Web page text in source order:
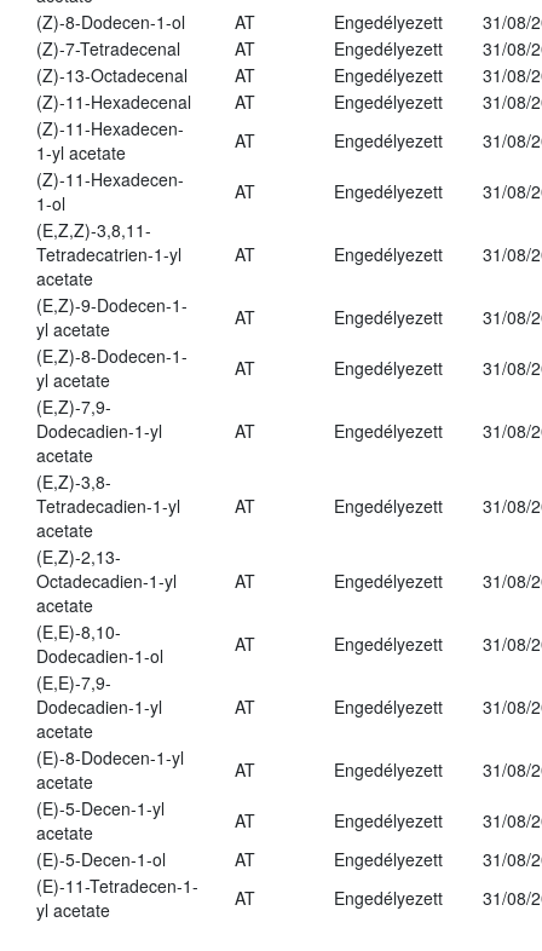
(Z)-8-Dodecen-1-ol
AT Engedélyezett
31/08/
(Z)-7-Tetradecenal
AT Engedélyezett
31/08/
(Z)-13-Octadecenal
AT Engedélyezett
31/08/
(Z)-11-Hexadecenal
AT Engedélyezett
31/08/
(Z)-11-Hexadecen-
1-yl acetate
AT Engedélyezett
31/08/
(Z)-11-Hexadecen-
1-ol
AT Engedélyezett
31/08/
(E,Z,Z)-3,8,11-
Tetradecatrien-1-yl
acetate
AT Engedélyezett 31/08/
(E,Z)-9-Dodecen-1-
yl acetate
AT Engedélyezett
31/08/
(E,Z)-8-Dodecen-1-
yl acetate
AT Engedélyezett
31/08/
(E,Z)-7,9-
Dodecadien-1-yl
acetate
AT Engedélyezett 31/08/
(E,Z)-3,8-
Tetradecadien-1-yl
acetate
AT Engedélyezett 31/08/
(E,Z)-2,13-
Octadecadien-1-yl
acetate
AT Engedélyezett 31/08/
(E,E)-8,10-
Dodecadien-1-ol
AT Engedélyezett
31/08/
(E,E)-7,9-
Dodecadien-1-yl
acetate
AT Engedélyezett 31/08/
(E)-8-Dodecen-1-yl
acetate
AT Engedélyezett
31/08/
(E)-5-Decen-1-yl
acetate
AT Engedélyezett
31/08/
(E)-5-Decen-1-ol
AT Engedélyezett
31/08/
(E)-11-Tetradecen-1-
yl acetate
AT Engedélyezett 31/08/